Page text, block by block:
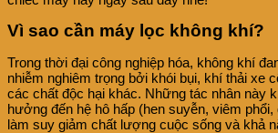
Vì sao cần máy lọc không khí?
Trong thời đại công nghiệp hóa, không khí
nhiễm nghiêm trọng bởi khói bụi, khí thải xe
các chất độc hại khác. Những tác nhân này
hưởng đến hệ hô hấp (hen suyễn, viêm
làm suy giảm chất lượng cuộc sống và khả